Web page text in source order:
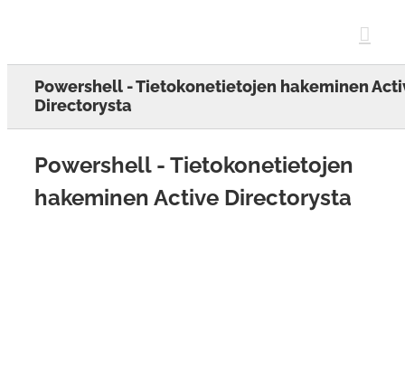
Powershell - Tietokonetietojen hakeminen
Directorysta
Powershell - Tietokonetietojen
hakeminen Active Directorysta